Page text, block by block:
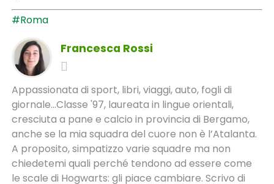
#Roma
Francesca Rossi
Appassionata di sport, libri, viaggi, auto, fogli di
giornale...Classe '97, laureata in lingue orientali,
cresciuta a pane e calcio in provincia di Bergamo,
anche se la mia squadra del cuore non è l’Atalanta.
A proposito, simpatizzo varie squadre ma non
chiedetemi quali perché tendono ad essere come
le scale di Hogwarts: gli piace cambiare. Scrivo di